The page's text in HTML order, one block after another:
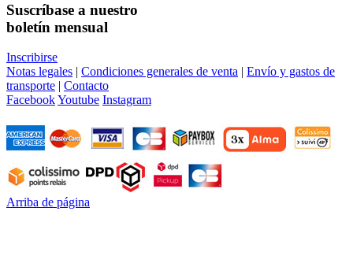
Suscríbase a nuestro
boletín mensual
Inscribirse
Notas legales | Condiciones generales de venta | Envío y gastos de
transporte | Contacto
FacebookYoutube Instagram
Arriba de página